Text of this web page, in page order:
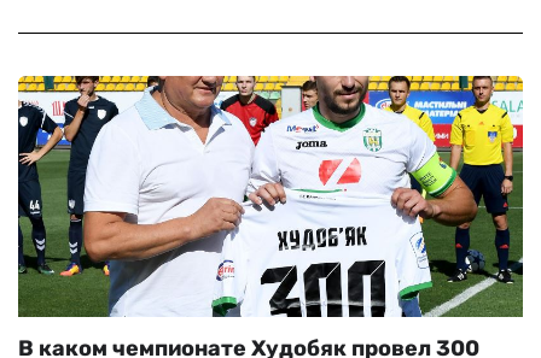
В каком чемпионате Худобяк провел 300